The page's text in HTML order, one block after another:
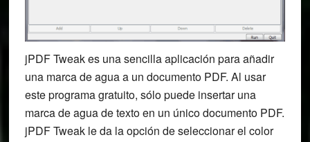
jPDF Tweak es una sencilla aplicación para añadir
una marca de agua a un documento PDF. Al usar
este programa gratuito, sólo puede insertar una
marca de agua de texto en un único documento PDF.
jPDF Tweak le da la opción de seleccionar el color